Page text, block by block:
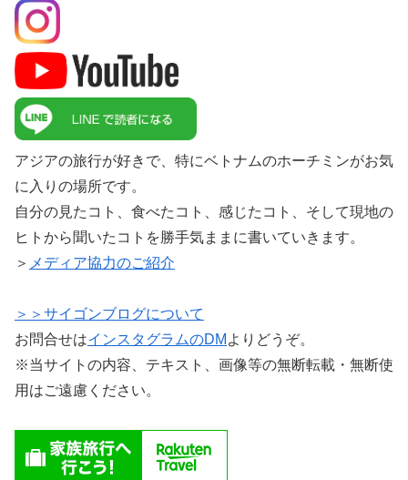
アジアの旅行が好きで、特にベトナムのホーチミンがお気
に入りの場所です。
自分の見たコト、食べたコト、感じたコト、そして現地の
ヒトから聞いたコトを勝手気ままに書いていきます。
＞ メディア協力のご紹介
＞＞サイゴンブログについて
お問合せはインスタグラムのDM よりどうぞ。
※当サイトの内容、テキスト、画像等の無断転載・無断使
用はご遠慮ください。